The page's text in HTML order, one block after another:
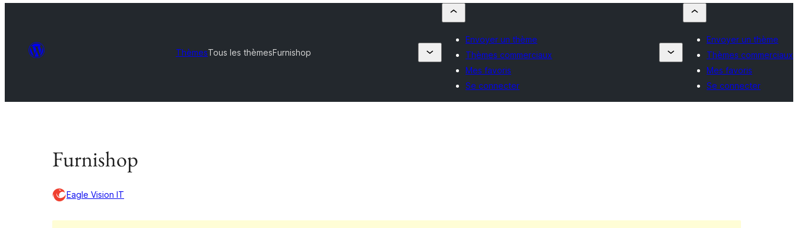
ThèmesTous les thèmesFurnishop
Envoyer un thème
Thèmes commerciaux
Mes favoris
Se connecter
Envoyer un thème
Thèmes commerciaux
Mes favoris
Se connecter
Furnishop
Eagle Vision IT